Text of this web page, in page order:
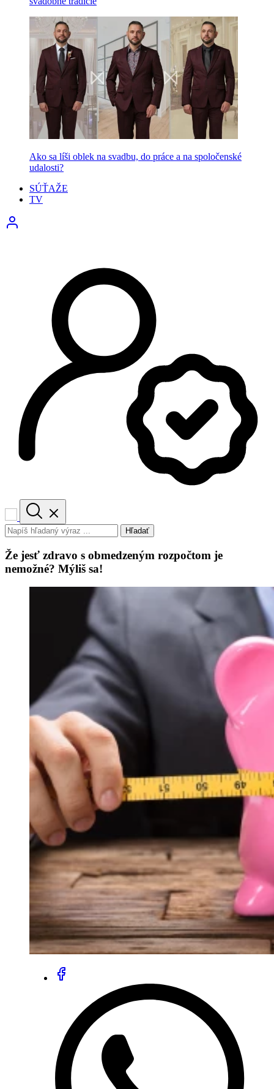
Ako sa líši oblek na svadbu, do práce a na spoločenské
udalosti?
SÚŤAŽE
TV
Hľadať
Že jesť zdravo s obmedzeným rozpočtom je
nemožné? Mýliš sa!